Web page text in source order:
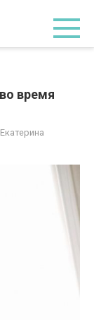
время
Екатерина